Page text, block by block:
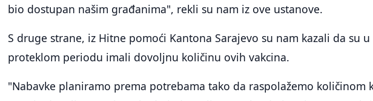
bio dostupan našim građanima", rekli su nam iz ove ustanove.
S druge strane, iz Hitne pomoći Kantona Sarajevo su nam kazali da su u
proteklom periodu imali dovoljnu količinu ovih vakcina.
"Nabavke planiramo prema potrebama tako da raspolažemo količinom